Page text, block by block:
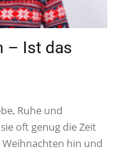
– Ist das
Ruhe und
oft genug die Zeit
Weihnachten hin und